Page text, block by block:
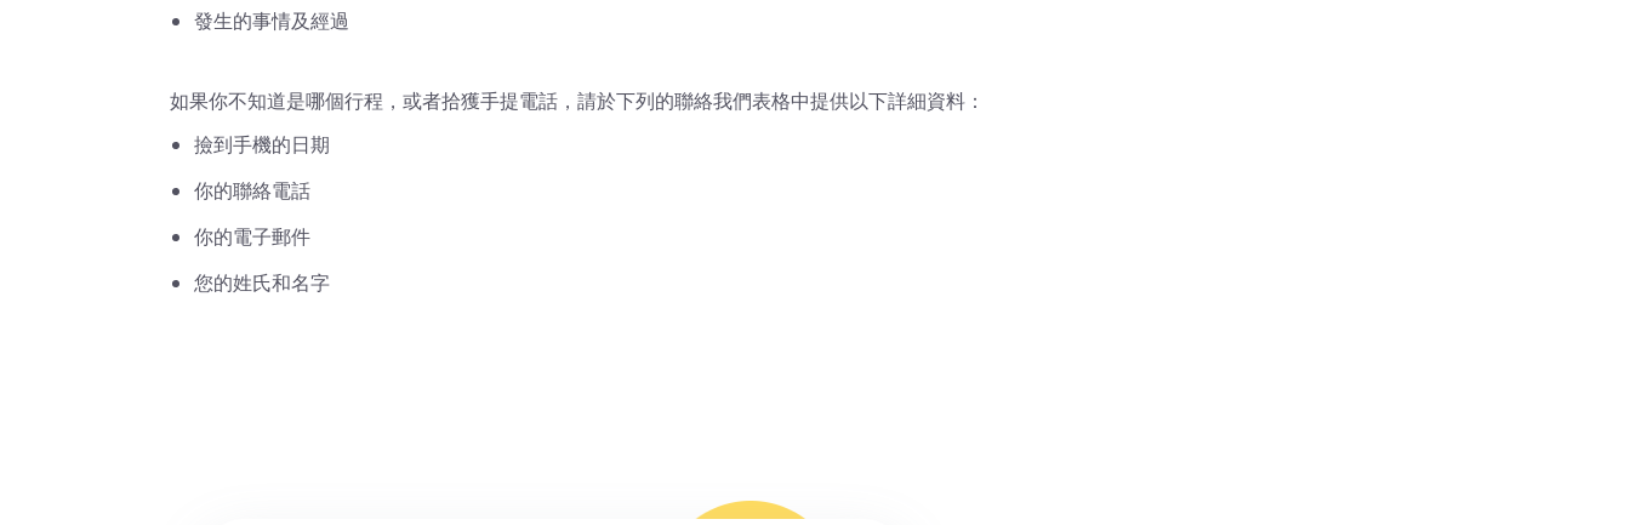
發生的事情及經過
如果你不知道是哪個行程，或者拾獲手提電話，請於下列的聯絡我們表格中提供以下詳細資料：
撿到手機的日期
你的聯絡電話
你的電子郵件
您的姓氏和名字